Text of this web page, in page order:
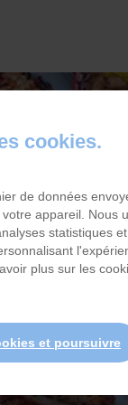
cookies.
de données
appareil. Nous
statistiques
plus sur les
et poursuivre